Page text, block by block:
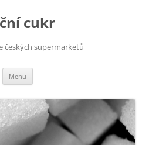
cukr
českých supermarketů
Menu